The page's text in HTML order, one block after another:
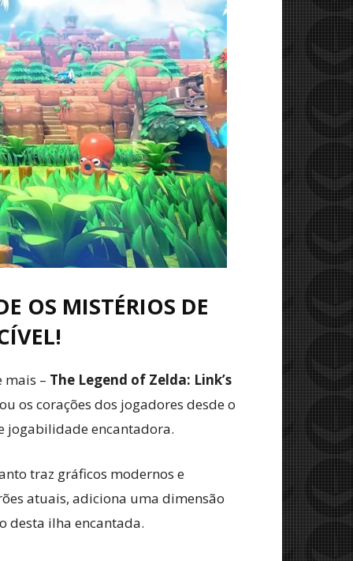
OS MISTÉRIOS DE
mais – The Legend of Zelda: Link’s
os corações dos jogadores desde o
jogabilidade encantadora.
traz gráficos modernos e
atuais, adiciona uma dimensão
desta ilha encantada.